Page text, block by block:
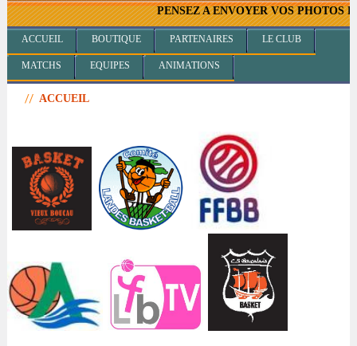
PENSEZ A ENVOYER VOS PHOTOS
ACCUEIL BOUTIQUE PARTENAIRES LE CLUB
MATCHS EQUIPES ANIMATIONS
ACCUEIL